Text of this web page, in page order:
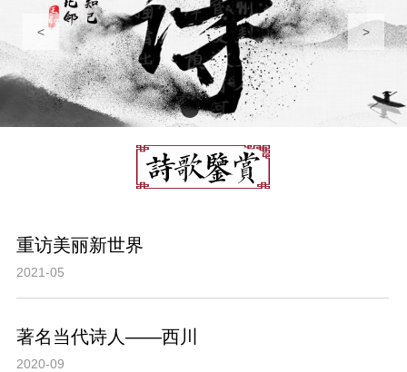
< >
重访美丽新世界
2021-05
著名当代诗人——西川
2020-09